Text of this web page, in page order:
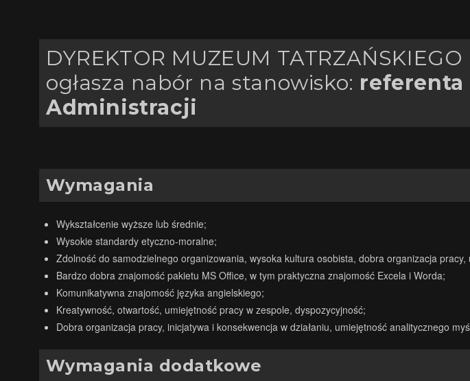
DYREKTOR MUZEUM
ogłasza nabór na stanowisko: referenta
Administracji
Wymagania
Wykształcenie wyższe lub średnie;
Wysokie standardy etyczno-moralne;
Zdolność do samodzielnego organizowania, wysoka kultura osobista, dobra organizacja
Bardzo dobra znajomość pakietu MS Office, w tym praktyczna znajomość Excela i Worda;
Komunikatywna znajomość języka angielskiego;
Kreatywność, otwartość, umiejętność pracy w zespole, dyspozycyjność;
Dobra organizacja pracy, inicjatywa i konsekwencja w działaniu, umiejętność analitycznego
Wymagania dodatkowe